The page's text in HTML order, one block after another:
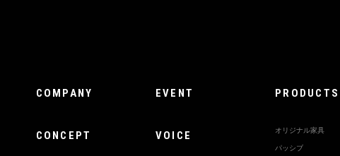
COMPANY
CONCEPT
EVENT
VOICE
PRODUCTS
オリジナル家具
パッシブ